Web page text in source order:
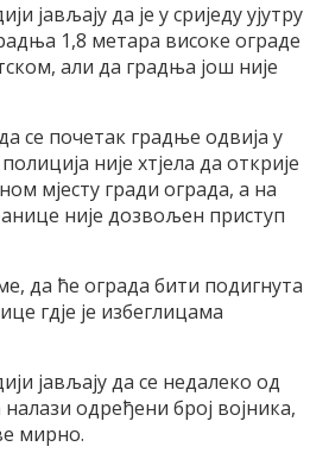
јављају да је у сриједу ујутру
1,8 метара високе ограде
али да градња још није
се почетак градње одвија у
није хтјела да открије
мјесту гради ограда, а на
није дозвољен приступ
да ће ограда бити подигнута
гдје је избеглицама
јављају да се недалеко од
одређени број војника,
мирно.